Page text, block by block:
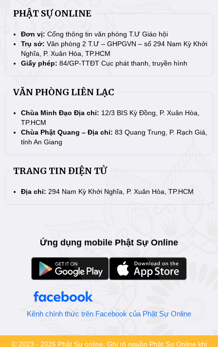
PHẬT SỰ ONLINE
Đơn vị: Cổng thông tin văn phòng T.Ư Giáo hội
Trụ sở: Văn phòng 2 T.Ư – GHPGVN – số 294 Nam Kỳ Khởi
Nghĩa, P. Xuân Hòa, TP.HCM
Giấy phép: 84/GP-TTĐT Cục phát thanh, truyền hình
VĂN PHÒNG LIÊN LẠC
Chùa Minh Đạo Địa chỉ: 12/3 BIS Kỳ Đồng, P. Xuân Hòa,
TP.HCM
Chùa Phật Quang – Địa chỉ: 83 Quang Trung, P. Rạch Giá,
tỉnh An Giang
TRANG TIN ĐIỆN TỬ
Địa chỉ: 294 Nam Kỳ Khởi Nghĩa, P. Xuân Hòa, TP.HCM
Ứng dụng mobile Phật Sự Online
Kênh chính thức trên Facebook của Phật Sự Online
© 2023 - 2026 Phật Sự online. Ghi rõ nguồn Phật Sự Online khi